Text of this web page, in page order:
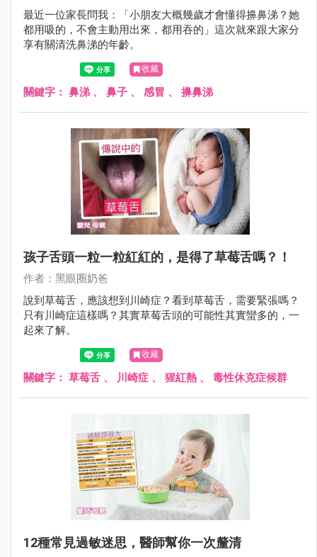
最近一位家長問我：「小朋友大概幾歲才會懂得擤鼻涕？她
都用吸的，不會主動用出來，都用吞的」這次就來跟大家分
享有關清洗鼻涕的年齡。
收藏
關鍵字： 鼻涕 、 鼻子 、 感冒 、 擤鼻涕
孩子舌頭一粒一粒紅紅的，是得了草莓舌嗎？！
作者：黑眼圈奶爸
說到草莓舌，應該想到川崎症？看到草莓舌，需要緊張嗎？
只有川崎症這樣嗎？其實草莓舌頭的可能性其實蠻多的，一
起來了解。
收藏
關鍵字： 草莓舌 、 川崎症 、 猩紅熱 、 毒性休克症候群
12種常見過敏迷思，醫師幫你一次釐清